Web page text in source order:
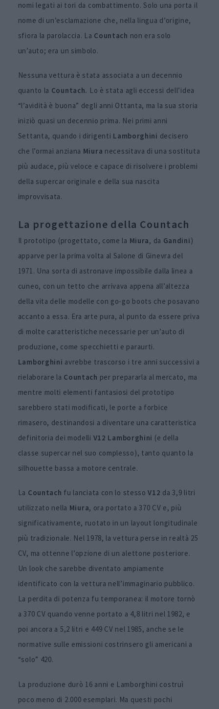
nomi legati ai tori da combattimento. Solo una porta il
nome di un’esclamazione che, nella lingua d’origine,
sfiora la parolaccia. La Countach non era solo
un’auto; era un simbolo.
Nessuna vettura è stata associata a un decennio
quanto la Countach. Lo è stata agli eccessi dell’idea
“l’avidità è buona” degli anni Ottanta, ma la sua storia
iniziò quasi un decennio prima. Nei primi anni
Settanta, quando i dirigenti Lamborghini decisero
che l’ormai anziana Miura necessitava di una sostituta
più audace, più veloce e capace di risolvere i problemi
della supercar originale e della sua nascita
improvvisata.
La progettazione della Countach
Il prototipo (progettato, come la Miura, da Gandini)
apparve per la prima volta al Salone di Ginevra del
1971. Una sorta di astronave impossibile dalla linea a
cuneo, con un tetto che arrivava appena all’altezza
della vita delle modelle con go-go boots che posavano
accanto a essa. Era arte pura, al punto da essere priva
di molte caratteristiche necessarie per un’auto di
produzione, come specchietti e paraurti.
Lamborghini avrebbe trascorso i tre anni successivi a
rielaborare la Countach per prepararla al mercato, ma
mentre molti elementi fantasiosi del prototipo
sarebbero stati modificati, le porte a forbice
rimasero, destinandosi a diventare una caratteristica
definitoria dei modelli V12 Lamborghini (e della
classe supercar nel suo complesso), tanto quanto la
silhouette bassa a motore centrale.
La Countach fu lanciata con lo stessoV12 da 3,9 litri
utilizzato nella Miura, ora portato a 370 CV e, più
significativamente, ruotato in un layout longitudinale
più tradizionale. Nel 1978, la vettura perse in realtà 25
CV, ma ottenne l’opzione di un alettone posteriore.
Un look che sarebbe diventato ampiamente
identificato con la vettura nell’immaginario pubblico.
La perdita di potenza fu temporanea: il motore tornò
a 370 CV quando venne portato a 4,8 litri nel 1982, e
poi ancora a 5,2 litri e 449 CV nel 1985, anche se le
normative sulle emissioni costrinsero gli americani a
“solo” 420.
La produzione durò 16 anni e Lamborghini costruì
poco meno di 2.000 esemplari. Ma questi pochi